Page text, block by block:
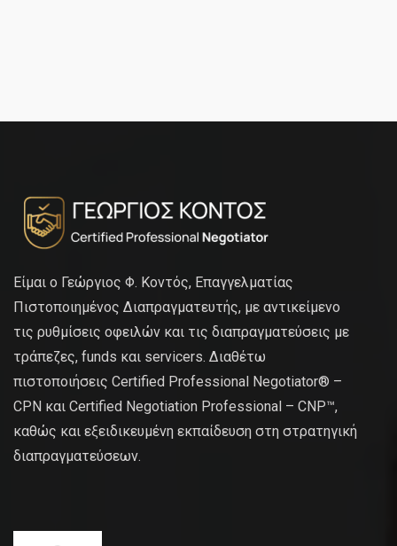
Είμαι ο Γεώργιος Φ. Κοντός, Επαγγελματίας
Πιστοποιημένος Διαπραγματευτής, με αντικείμενο
τις ρυθμίσεις οφειλών και τις διαπραγματεύσεις με
τράπεζες, funds και servicers. Διαθέτω
πιστοποιήσεις Certified Professional Negotiator® –
CPN και Certified Negotiation Professional – CNP™,
καθώς και εξειδικευμένη εκπαίδευση στη στρατηγική
διαπραγματεύσεων.